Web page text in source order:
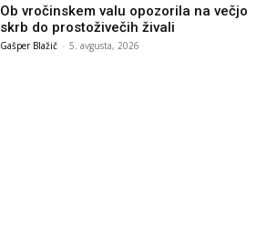
Ob vročinskem valu opozorila na večjo
skrb do prostoživečih živali
Gašper Blažič - 5. avgusta, 2026